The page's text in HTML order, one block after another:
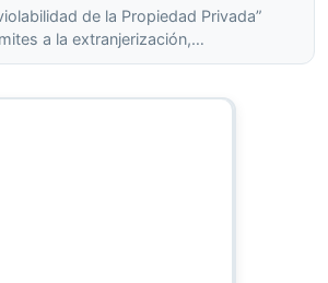
de la Propiedad Privada”
a la extranjerización,…